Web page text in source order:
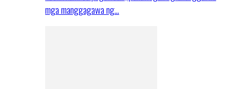
mga manggagawa ng…